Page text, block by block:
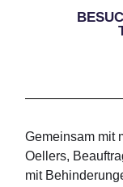
Gemeinsam mit
Oellers,
mit